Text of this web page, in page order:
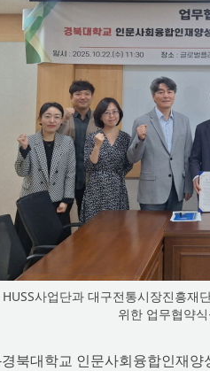
사업단과 대구전통시장진흥재
위한 업무협약
북대학교 인문사회융합인재